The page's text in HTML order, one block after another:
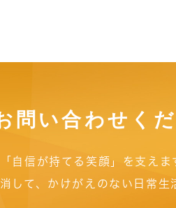
問い合わせく
自信が持てる笑顔」を支えま
して、かけがえのない日常生